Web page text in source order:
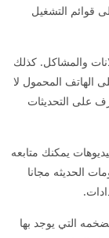
قوائم التشغيل
والمشاكل. كذلك
الهاتف المحمول لا
على التحديثات
يمكنك متابعه
الحديثه مجانا
التي يوجد بها